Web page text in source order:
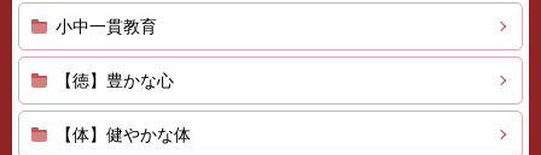
小中一貫教育
【徳】豊かな心
【体】健やかな体